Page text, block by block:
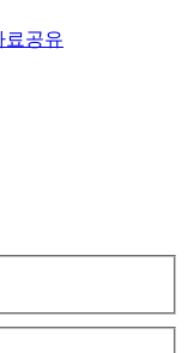
료공유